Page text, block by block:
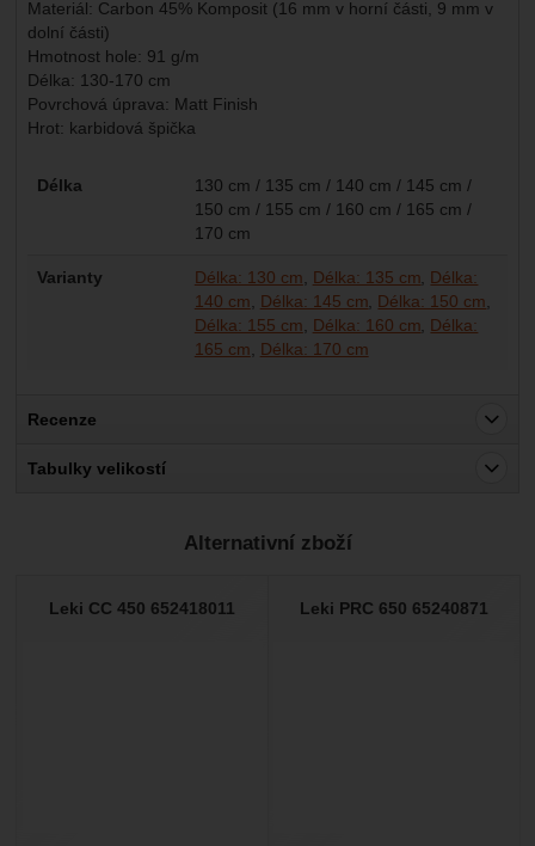
Materiál: Carbon 45% Komposit (16 mm v horní části, 9 mm v
dolní části)
Hmotnost hole: 91 g/m
Délka: 130-170 cm
Povrchová úprava: Matt Finish
Hrot: karbidová špička
Parametry
Délka
130 cm / 135 cm / 140 cm / 145 cm /
150 cm / 155 cm / 160 cm / 165 cm /
170 cm
Varianty Délka: 130 cm Délka: 135 cm Délka:
140 cm
Délka: 145 cm Délka: 150 cm
Délka: 155 cm
Délka: 160 cm Délka:
165 cm
Délka: 170 cm
Recenze
Nebyla přidána žádná recenze.
Tabulky velikostí
Alternativní zboží
Leki CC 450 652418011 Leki PRC 650 65240871